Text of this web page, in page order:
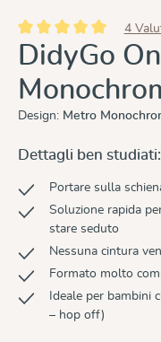
Valutazione media di 5 su
4
DidyGo
Design: Metro
Dettagli ben studiati:
Portare sulla
Soluzione rapida
stare seduto
Nessuna cintura
Formato molto
Ideale per bambini
– hop off)